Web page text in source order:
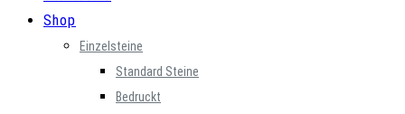
Shop
Einzelsteine
Standard Steine
Bedruckt